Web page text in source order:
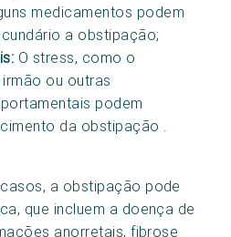
medicamentos podem
a obstipação;
O stress, como o
ou outras
podem
da obstipação .
a obstipação pode
que incluem a doença de
anorretais, fibrose